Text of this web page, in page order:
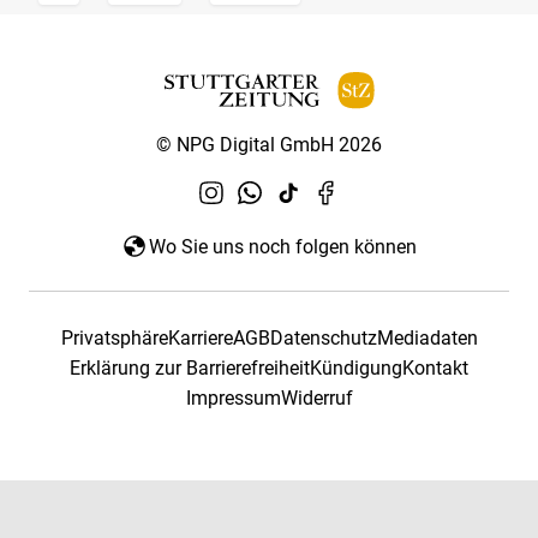
© NPG Digital GmbH 2026
Wo Sie uns noch folgen können
PrivatsphäreKarriereAGBDatenschutzMediadaten
Erklärung zur BarrierefreiheitKündigungKontakt
ImpressumWiderruf